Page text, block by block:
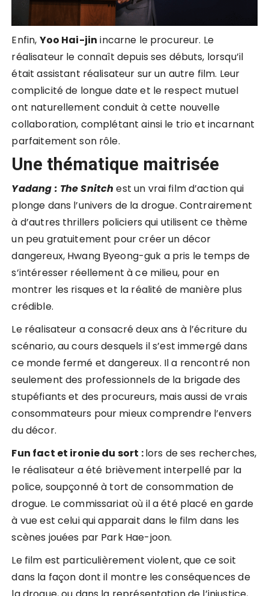
Enfin, Yoo Hai-jin incarne le procureur. Le
réalisateur le connaît depuis ses débuts, lorsqu’il
était assistant réalisateur sur un autre film. Leur
complicité de longue date et le respect mutuel
ont naturellement conduit à cette nouvelle
collaboration, complétant ainsi le trio et incarnant
parfaitement son rôle.
Une thématique maitrisée
Yadang : The Snitch est un vrai film d’action qui
plonge dans l’univers de la drogue. Contrairement
à d’autres thrillers policiers qui utilisent ce thème
un peu gratuitement pour créer un décor
dangereux, Hwang Byeong-guk a pris le temps de
s’intéresser réellement à ce milieu, pour en
montrer les risques et la réalité de manière plus
crédible.
Le réalisateur a consacré deux ans à l’écriture du
scénario, au cours desquels il s’est immergé dans
ce monde fermé et dangereux. Il a rencontré non
seulement des professionnels de la brigade des
stupéfiants et des procureurs, mais aussi de vrais
consommateurs pour mieux comprendre l’envers
du décor.
Fun fact et ironie du sort :lors de ses recherches,
le réalisateur a été brièvement interpellé par la
police, soupçonné à tort de consommation de
drogue. Le commissariat où il a été placé en garde
à vue est celui qui apparait dans le film dans les
scènes jouées par Park Hae-joon.
Le film est particulièrement violent, que ce soit
dans la façon dont il montre les conséquences de